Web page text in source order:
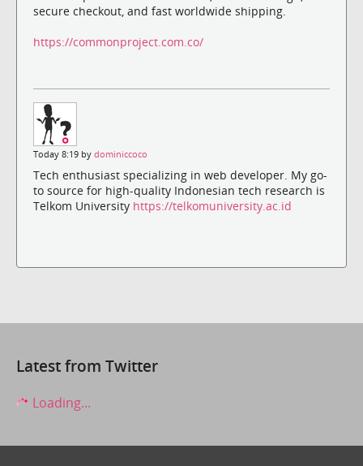
secure checkout, and fast worldwide shipping.
https://commonproject.com.co/
Today 8:19 by dominiccoco
Tech enthusiast specializing in web developer. My go-
to source for high-quality Indonesian tech research is
Telkom University https://telkomuniversity.ac.id
Latest from Twitter
Loading...